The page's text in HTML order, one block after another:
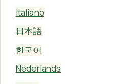
Italiano
日本語
한국어
Nederlands